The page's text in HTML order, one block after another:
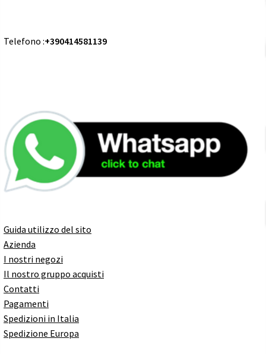
Telefono :+390414581139
Guida utilizzo del sito
Azienda
I nostri negozi
Il nostro gruppo acquisti
Contatti
Pagamenti
Spedizioni in Italia
Spedizione Europa